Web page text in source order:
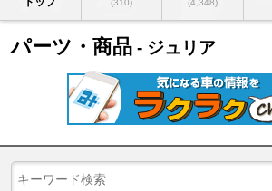
(310) (4,348)
パーツ・商品 - ジュリア